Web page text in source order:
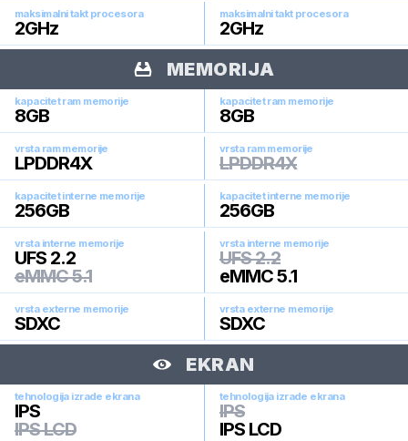
maksimalni takt procesora
2GHz
maksimalni takt procesora
2GHz
MEMORIJA
kapacitet ram memorije
8GB
kapacitet ram memorije
8GB
vrsta ram memorije
LPDDR4X
vrsta ram memorije
LPDDR4X
kapacitet interne memorije
256GB
kapacitet interne memorije
256GB
vrsta interne memorije
UFS 2.2
eMMC 5.1
vrsta interne memorije
UFS 2.2
eMMC 5.1
vrsta externe memorije
SDXC
vrsta externe memorije
SDXC
EKRAN
tehnologija izrade ekrana
IPS
IPS LCD
tehnologija izrade ekrana
IPS
IPS LCD